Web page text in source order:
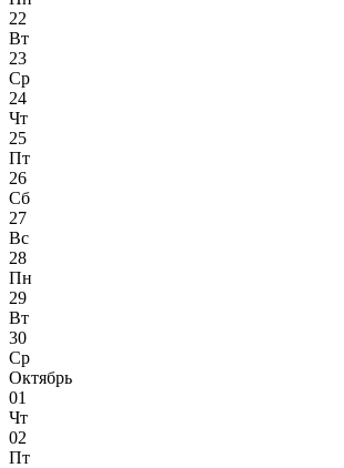
22
Вт
23
Ср
24
Чт
25
Пт
26
Сб
27
Вс
28
Пн
29
Вт
30
Ср
Октябрь
01
Чт
02
Пт